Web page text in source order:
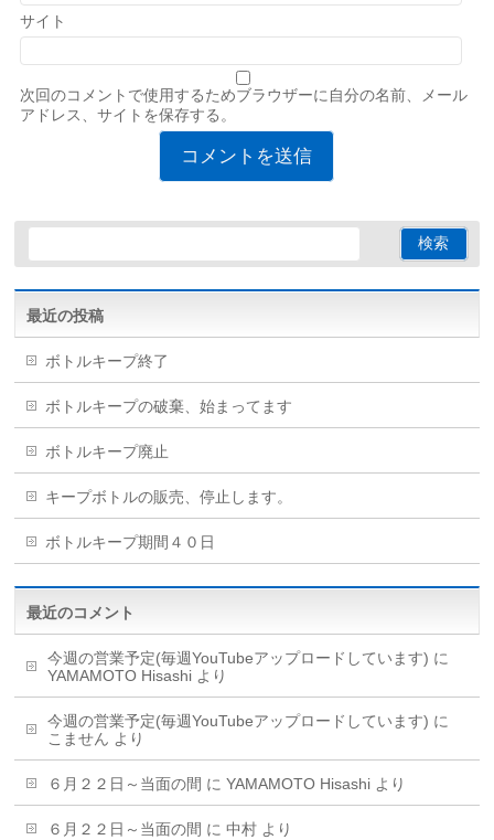
サイト
次回のコメントで使用するためブラウザーに自分の名前、メール
アドレス、サイトを保存する。
最近の投稿
ボトルキープ終了
ボトルキープの破棄、始まってます
ボトルキープ廃止
キープボトルの販売、停止します。
ボトルキープ期間４０日
最近のコメント
今週の営業予定(毎週YouTubeアップロードしています) に
YAMAMOTO Hisashi より
今週の営業予定(毎週YouTubeアップロードしています) に
こません より
６月２２日～当面の間 にYAMAMOTO Hisashi より
６月２２日～当面の間 に中村 より